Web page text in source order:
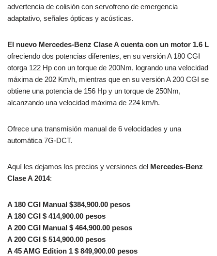
advertencia de colisión con servofreno de emergencia
adaptativo, señales ópticas y acústicas.
El nuevo Mercedes-Benz Clase A cuenta con un motor 1.6 L
ofreciendo dos potencias diferentes, en su versión A 180 CGI
otorga 122 Hp con un torque de 200Nm, logrando una velocidad
máxima de 202 Km/h, mientras que en su versión A 200 CGI se
obtiene una potencia de 156 Hp y un torque de 250Nm,
alcanzando una velocidad máxima de 224 km/h.
Ofrece una transmisión manual de 6 velocidades y una
automática 7G-DCT.
Aquí les dejamos los precios y versiones del Mercedes-Benz
Clase A 2014:
A 180 CGI Manual $384,900.00 pesos
A 180 CGI $ 414,900.00 pesos
A 200 CGI Manual $ 464,900.00 pesos
A 200 CGI $ 514,900.00 pesos
A 45 AMG Edition 1 $ 849,900.00 pesos